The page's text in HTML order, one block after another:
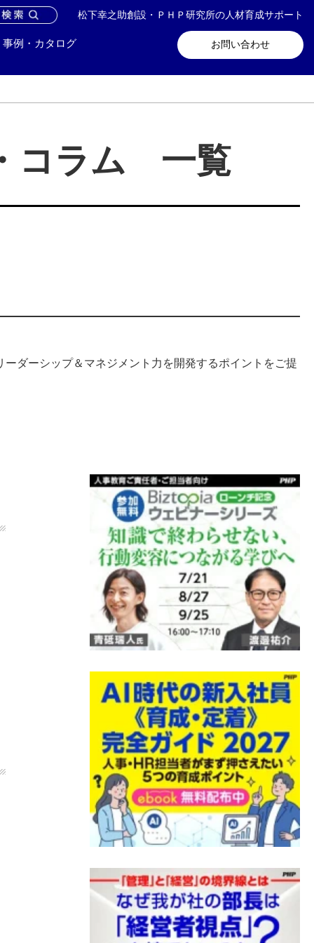
松下幸之助創設・ＰＨＰ研究所の人材育成サポート
お問い合わせ
事例・カタログ
い合わせ メールマガジン登録
コラム 一覧
ダーシップ＆マネジメント力を開発するポイントをご提